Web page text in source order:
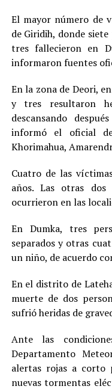
El mayor número de
de Giridih, donde
tres fallecieron en
informaron fuentes
En la zona de Deori,
y tres resultaron
descansando
informó el oficial
Khorimahua,
Cuatro de las
años. Las otras dos
ocurrieron en las
En Dumka, tres
separados y otras
un niño, de acuerdo
En el distrito de
muerte de dos
sufrió heridas de
Ante las
Departamento
alertas rojas a corto
nuevas tormentas